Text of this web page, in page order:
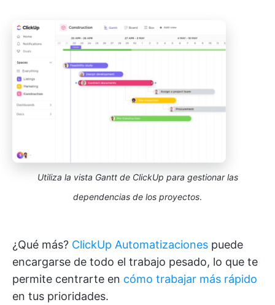
Utiliza la vista Gantt de ClickUp para gestionar las
dependencias de los proyectos.
¿Qué más? ClickUp Automatizaciones puede
encargarse de todo el trabajo pesado, lo que te
permite centrarte en cómo trabajar más rápido
en tus prioridades.